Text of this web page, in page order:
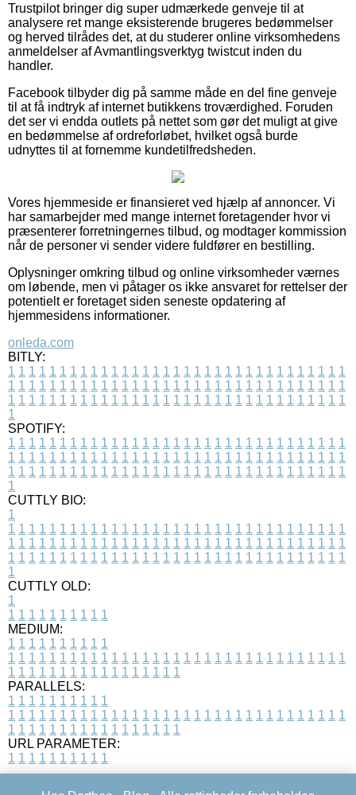
Trustpilot bringer dig super udmærkede genveje til at
analysere ret mange eksisterende brugeres bedømmelser
og herved tilrådes det, at du studerer online virksomhedens
anmeldelser af Avmantlingsverktyg twistcut inden du
handler.
Facebook tilbyder dig på samme måde en del fine genveje
til at få indtryk af internet butikkens troværdighed. Foruden
det ser vi endda outlets på nettet som gør det muligt at give
en bedømmelse af ordreforløbet, hvilket også burde
udnyttes til at fornemme kundetilfredsheden.
Vores hjemmeside er finansieret ved hjælp af annoncer. Vi
har samarbejder med mange internet foretagender hvor vi
præsenterer forretningernes tilbud, og modtager kommission
når de personer vi sender videre fuldfører en bestilling.
Oplysninger omkring tilbud og online virksomheder værnes
om løbende, men vi påtager os ikke ansvaret for rettelser der
potentielt er foretaget siden seneste opdatering af
hjemmesidens informationer.
onleda.com
BITLY:
1 1 1 1 1 1 1 1 1 1 1 1 1 1 1 1 1 1 1 1 1 1 1 1 1 1 1 1 1 1 1 1 1
1 1 1 1 1 1 1 1 1 1 1 1 1 1 1 1 1 1 1 1 1 1 1 1 1 1 1 1 1 1 1 1 1
1 1 1 1 1 1 1 1 1 1 1 1 1 1 1 1 1 1 1 1 1 1 1 1 1 1 1 1 1 1 1 1 1
1
SPOTIFY:
1 1 1 1 1 1 1 1 1 1 1 1 1 1 1 1 1 1 1 1 1 1 1 1 1 1 1 1 1 1 1 1 1
1 1 1 1 1 1 1 1 1 1 1 1 1 1 1 1 1 1 1 1 1 1 1 1 1 1 1 1 1 1 1 1 1
1 1 1 1 1 1 1 1 1 1 1 1 1 1 1 1 1 1 1 1 1 1 1 1 1 1 1 1 1 1 1 1 1
1
CUTTLY BIO:
1
1 1 1 1 1 1 1 1 1 1 1 1 1 1 1 1 1 1 1 1 1 1 1 1 1 1 1 1 1 1 1 1 1
1 1 1 1 1 1 1 1 1 1 1 1 1 1 1 1 1 1 1 1 1 1 1 1 1 1 1 1 1 1 1 1 1
1 1 1 1 1 1 1 1 1 1 1 1 1 1 1 1 1 1 1 1 1 1 1 1 1 1 1 1 1 1 1 1 1
1
CUTTLY OLD:
1
1 1 1 1 1 1 1 1 1 1
MEDIUM:
1 1 1 1 1 1 1 1 1 1
1 1 1 1 1 1 1 1 1 1 1 1 1 1 1 1 1 1 1 1 1 1 1 1 1 1 1 1 1 1 1 1 1
1 1 1 1 1 1 1 1 1 1 1 1 1 1 1 1 1
PARALLELS:
1 1 1 1 1 1 1 1 1 1
1 1 1 1 1 1 1 1 1 1 1 1 1 1 1 1 1 1 1 1 1 1 1 1 1 1 1 1 1 1 1 1 1
1 1 1 1 1 1 1 1 1 1 1 1 1 1 1 1 1
URL PARAMETER:
1 1 1 1 1 1 1 1 1 1